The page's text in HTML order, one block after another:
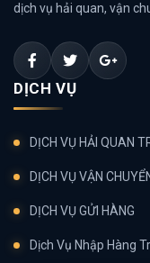
dịch vụ hải quan, vận
DỊCH VỤ
DỊCH VỤ HẢI QUAN
DỊCH VỤ VẬN
DỊCH VỤ GỬI HÀNG
Dịch Vụ Nhập Hàng